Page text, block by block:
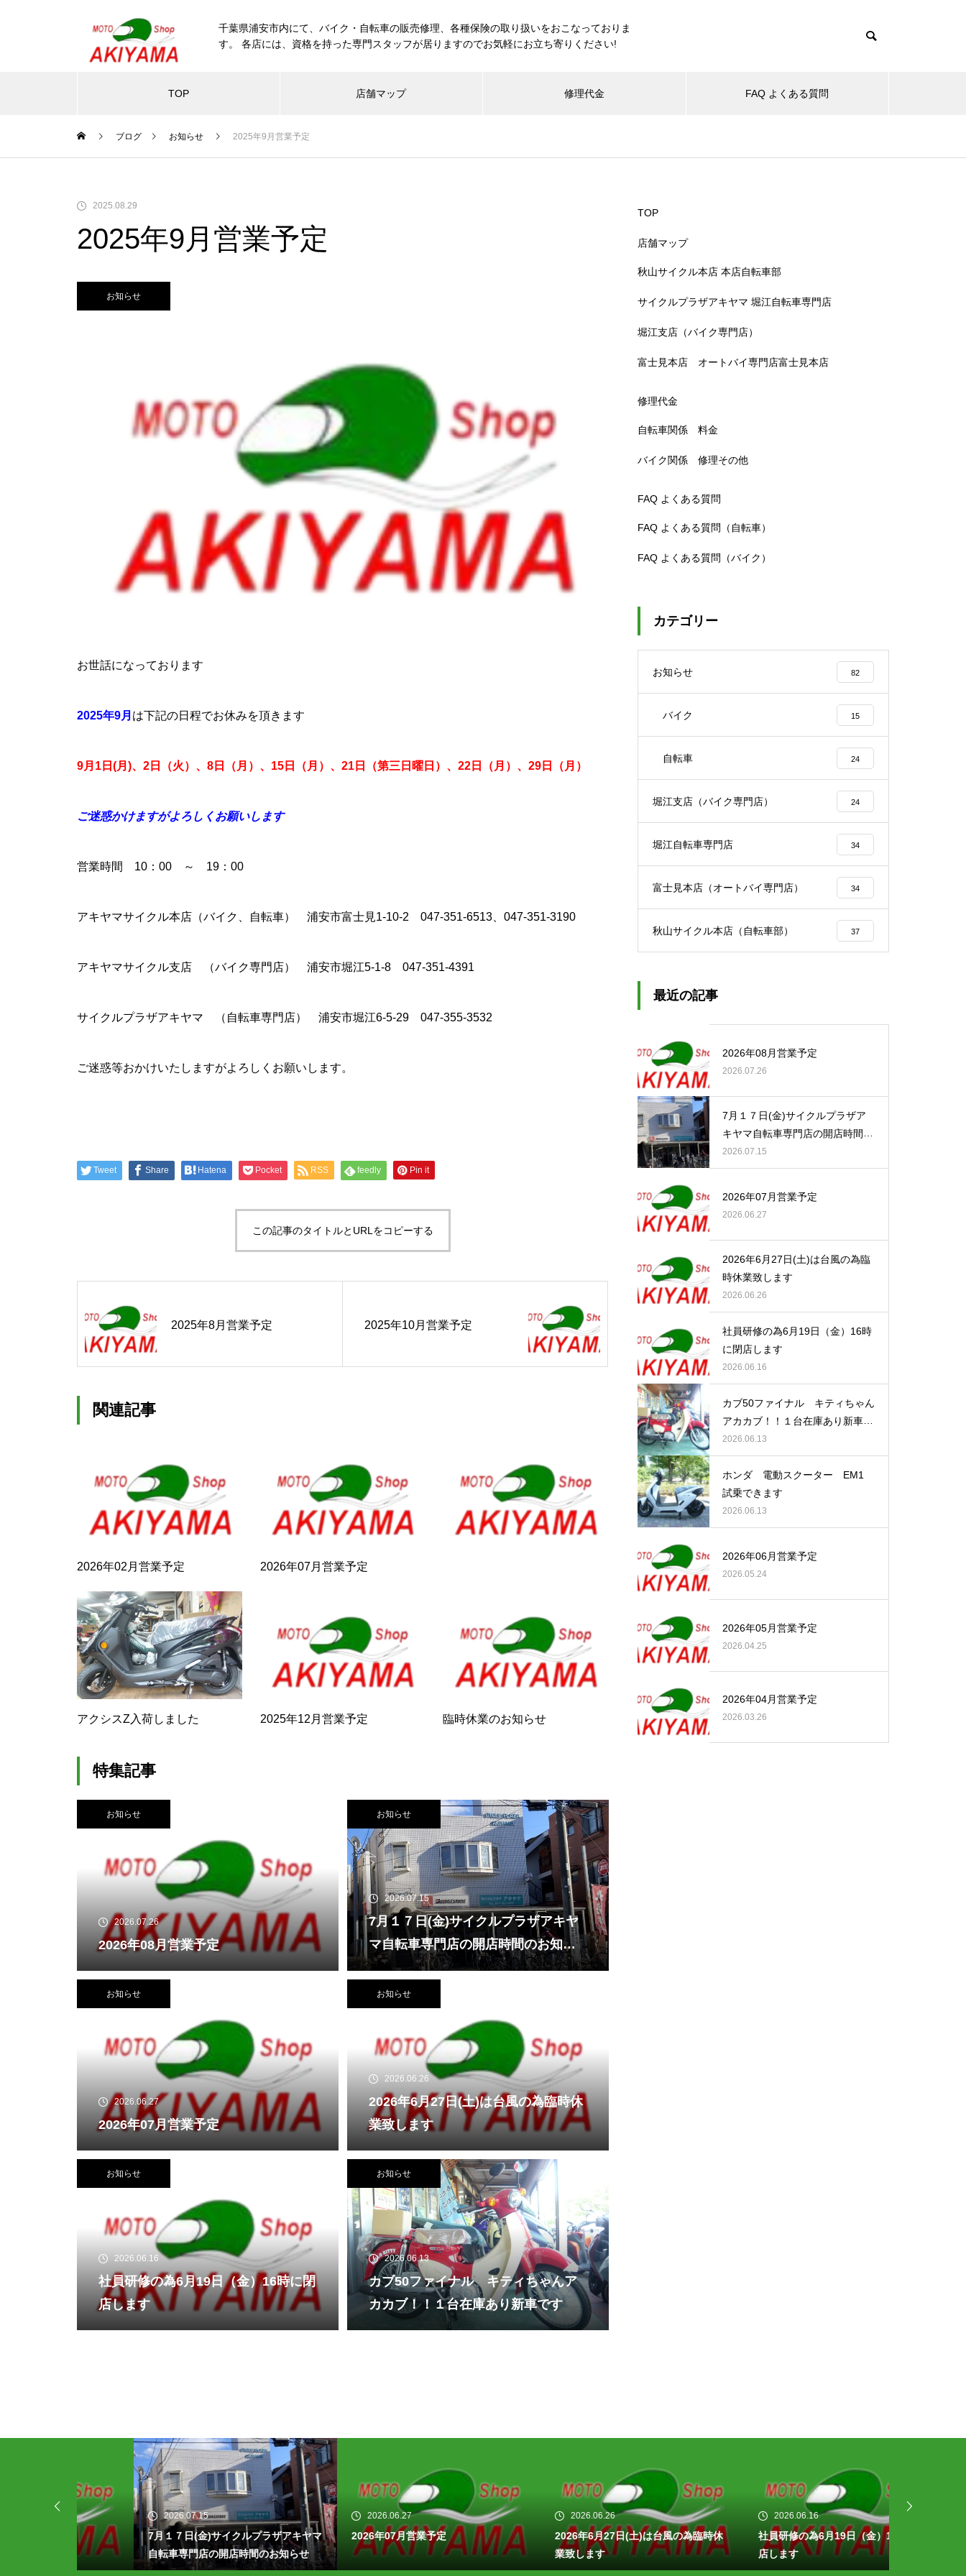
千葉県浦安市内にて、バイク・自転車の販売修理、各種保険の取り扱いをおこなっておりま
す。 各店には、資格を持った専門スタッフが居りますのでお気軽にお立ち寄りください!
TOP 店舗マップ 修理代金 FAQ よくある質問
ブログ お知らせ 2025年9月営業予定
2025.08.29
2025年9月営業予定
お知らせ
お世話になっております
2025年9月 は下記の日程でお休みを頂きます
9月1日(月)、2日（火）、8日（月）、15日（月）、21日（第三日曜日）、22日（月）、29日（月）
ご迷惑かけますがよろしくお願いします
営業時間 10：00 ～ 19：00
アキヤマサイクル本店（バイク、自転車） 浦安市富士見1-10-2 047-351-6513、047-351-3190
アキヤマサイクル支店 （バイク専門店） 浦安市堀江5-1-8 047-351-4391
サイクルプラザアキヤマ （自転車専門店） 浦安市堀江6-5-29 047-355-3532
ご迷惑等おかけいたしますがよろしくお願いします。
Tweet Share Hatena Pocket RSS feedly Pin it
この記事のタイトルとURLをコピーする
2025年8月営業予定 2025年10月営業予定
関連記事
2026年02月営業予定 2026年07月営業予定
アクシスZ入荷しました 2025年12月営業予定 臨時休業のお知らせ
特集記事
お知らせ
2026.07.26
2026年08月営業予定
お知らせ
2026.07.15
7月１７日(金)サイクルプラザアキヤ
マ自転車専門店の開店時間のお知ら
せ
お知らせ
2026.06.27
2026年07月営業予定
お知らせ
2026.06.26
2026年6月27日(土)は台風の為臨時休
業致します
お知らせ
2026.06.16
社員研修の為6月19日（金）16時に閉
店します
お知らせ
2026.06.13
カブ50ファイナル キティちゃんア
カカブ！！１台在庫あり新車です
TOP
店舗マップ
秋山サイクル本店 本店自転車部
サイクルプラザアキヤマ 堀江自転車専門店
堀江支店（バイク専門店）
富士見本店 オートバイ専門店富士見本店
修理代金
自転車関係 料金
バイク関係 修理その他
FAQ よくある質問
FAQ よくある質問（自転車）
FAQ よくある質問（バイク）
カテゴリー
お知らせ 82
バイク 15
自転車 24
堀江支店（バイク専門店） 24
堀江自転車専門店 34
富士見本店（オートバイ専門店） 34
秋山サイクル本店（自転車部） 37
最近の記事
2026年08月営業予定
2026.07.26
7月１７日(金)サイクルプラザア
キヤマ自転車専門店の開店時間の
お知らせ
2026.07.15
2026年07月営業予定
2026.06.27
2026年6月27日(土)は台風の為臨
時休業致します
2026.06.26
社員研修の為6月19日（金）16時
に閉店します
2026.06.16
カブ50ファイナル キティちゃん
アカカブ！！１台在庫あり新車で
す
2026.06.13
ホンダ 電動スクーター EM1
試乗できます
2026.06.13
2026年06月営業予定
2026.05.24
2026年05月営業予定
2026.04.25
2026年04月営業予定
2026.03.26
2026.07.15
7月１７日(金)サイクルプラザアキヤマ
自転車専門店の開店時間のお知らせ
2026.06.27
2026年07月営業予定
2026.06.26
2026年6月27日(土)は台風の為臨時休
業致します
2026.06.16
社員研修の為6月19日（金）16時に閉
店します